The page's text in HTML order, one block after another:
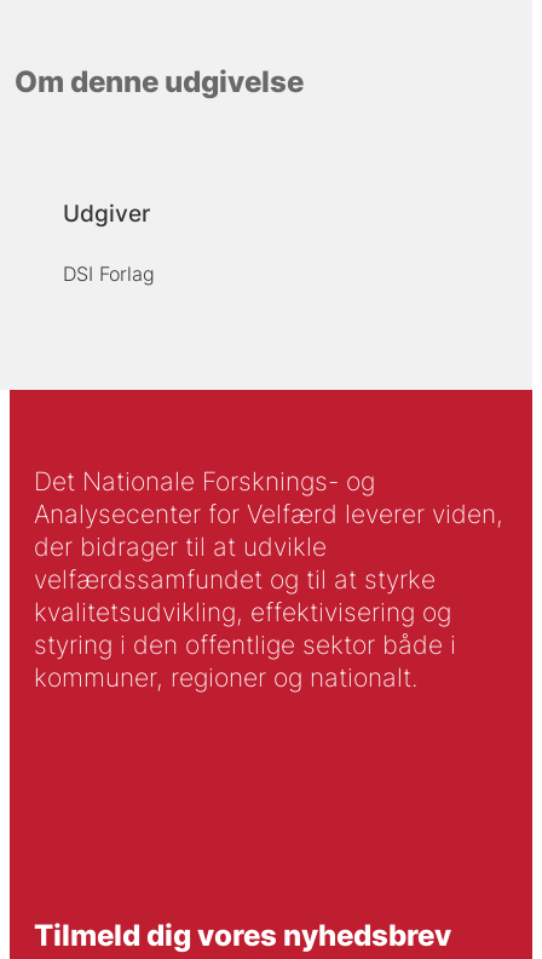
Om denne udgivelse
Udgiver
DSI Forlag
Det Nationale Forsknings- og
Analysecenter for Velfærd leverer viden,
der bidrager til at udvikle
velfærdssamfundet og til at styrke
kvalitetsudvikling, effektivisering og
styring i den offentlige sektor både i
kommuner, regioner og nationalt.
Tilmeld dig vores nyhedsbrev